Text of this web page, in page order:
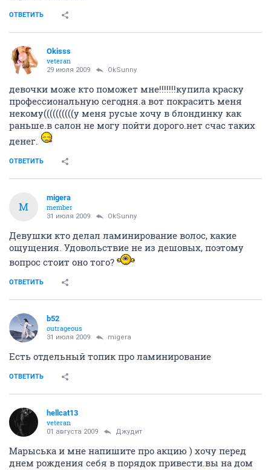
ОТВЕТИТЬ
Okisss
veteran
29 июля 2009 OkSunny
девочки може кто поможет мне!!!!!!!купила краску
профессиональную сегодня.а вот покрасить меня
некому((((((((((у меня русые хочу в блондинку как
раньше.в салон не могу пойти дорого.нет счас таких
денег.
ОТВЕТИТЬ
M
migera
member
31 июля 2009 OkSunny
Девушки кто делал ламинирование волос, какие
ощущения. Удовольствие не из дешовых, поэтому
вопрос стоит оно того?
ОТВЕТИТЬ
b52
outrageous
31 июля 2009 migera
Есть отдельный топик про ламинирование
ОТВЕТИТЬ
hellcat13
veteran
01 августа 2009 Джудит
Марыська и мне напишите про акцию ) хочу перед
днем рождения себя в порядок привести.вы на дом